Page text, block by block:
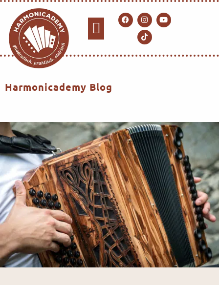
Harmonicademy Blog